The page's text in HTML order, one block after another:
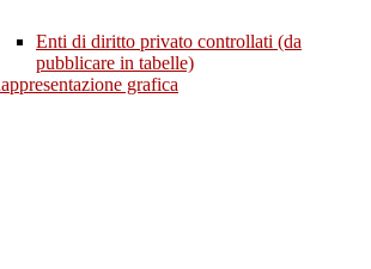
Enti di diritto privato controllati (da
pubblicare in tabelle)
grafica